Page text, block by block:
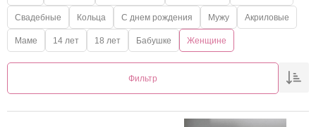
Свадебные Кольца С днем рождения Мужу Акриловые
Маме 14 лет 18 лет Бабушке Женщине
Фильтр